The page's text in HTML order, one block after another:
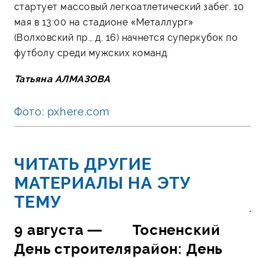
стартует массовый легкоатлетический забег. 10
мая в 13:00 на стадионе «Металлург»
(Волховский пр., д. 16) начнется суперкубок по
футболу среди мужских команд.
Татьяна АЛМАЗОВА
Фото: pxhere.com
ЧИТАТЬ ДРУГИЕ
МАТЕРИАЛЫ НА ЭТУ
ТЕМУ
9 августа —
День строителя
Тосненский
район: День